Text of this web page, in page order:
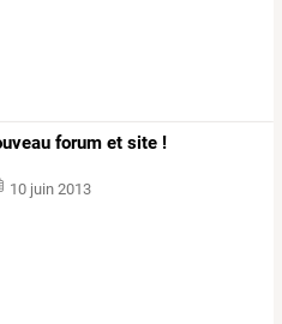
forum et site !
10 juin 2013